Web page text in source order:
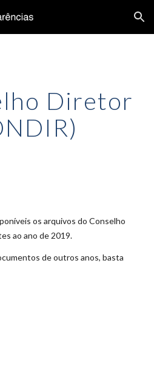
Skip to navigation
Diretor
is os arquivos do Conselho
ao ano de 2019.
de outros anos, basta